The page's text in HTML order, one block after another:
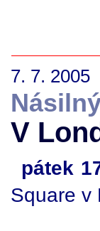
7. 7. 2005
V
pátek
Square v